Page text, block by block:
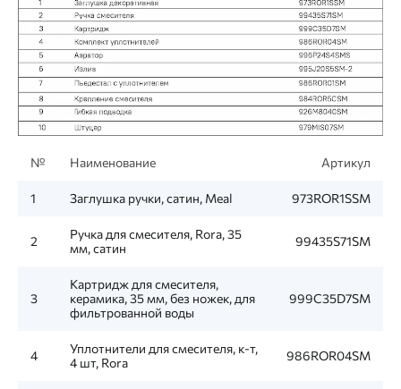
№ Наименование Артикул
1 Заглушка ручки, сатин, Meal 973ROR1SSM
2
Ручка для смесителя, Rora, 35
мм, сатин
99435S71SM
3
Картридж для смесителя,
керамика, 35 мм, без ножек, для
фильтрованной воды
999C35D7SM
4
Уплотнители для смесителя, к-т,
4 шт, Rora
986ROR04SM